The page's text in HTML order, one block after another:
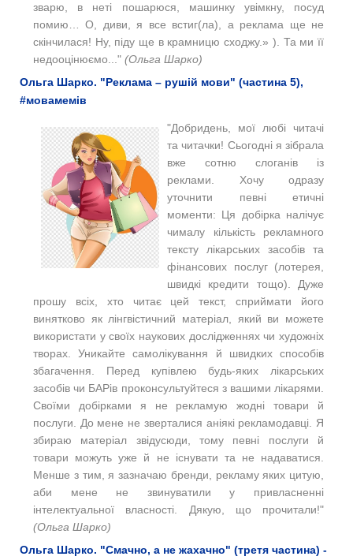
зварю, в неті пошарюся, машинку увімкну, посуд
помию… О, диви, я все встиг(ла), а реклама ще не
скінчилася! Ну, піду ще в крамницю сходжу.» ). Та ми її
недооцінюємо..." (Ольга Шарко)
Ольга Шарко. "Реклама – рушій мови" (частина 5),
#мовамемів
"Добридень, мої любі читачі
та читачки! Сьогодні я зібрала
вже сотню слоганів із
реклами. Хочу одразу
уточнити певні етичні
моменти: Ця добірка налічує
чималу кількість рекламного
тексту лікарських засобів та
фінансових послуг (лотерея,
швидкі кредити тощо). Дуже
прошу всіх, хто читає цей текст, сприймати його
винятково як лінгвістичний матеріал, який ви можете
використати у своїх наукових дослідженнях чи художніх
творах. Уникайте самолікування й швидких способів
збагачення. Перед купівлею будь-яких лікарських
засобів чи БАРів проконсультуйтеся з вашими лікарями.
Своїми добірками я не рекламую жодні товари й
послуги. До мене не зверталися аніякі рекламодавці. Я
збираю матеріал звідусюди, тому певні послуги й
товари можуть уже й не існувати та не надаватися.
Менше з тим, я зазначаю бренди, рекламу яких цитую,
аби мене не звинуватили у привласненні
інтелектуальної власності. Дякую, що прочитали!"
(Ольга Шарко)
Ольга Шарко. "Смачно, а не жахачно" (третя частина) -